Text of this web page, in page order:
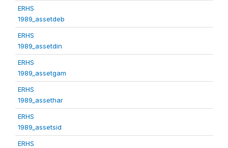
ERHS
1989_assetdeb
ERHS
1989_assetdin
ERHS
1989_assetgam
ERHS
1989_assethar
ERHS
1989_assetsid
ERHS